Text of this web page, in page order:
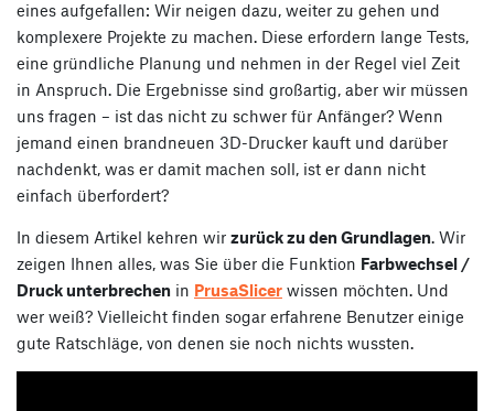
eines aufgefallen: Wir neigen dazu, weiter zu gehen und
komplexere Projekte zu machen. Diese erfordern lange Tests,
eine gründliche Planung und nehmen in der Regel viel Zeit
in Anspruch. Die Ergebnisse sind großartig, aber wir müssen
uns fragen – ist das nicht zu schwer für Anfänger? Wenn
jemand einen brandneuen 3D-Drucker kauft und darüber
nachdenkt, was er damit machen soll, ist er dann nicht
einfach überfordert?
In diesem Artikel kehren wir zurück zu den Grundlagen. Wir
zeigen Ihnen alles, was Sie über die Funktion Farbwechsel /
Druck unterbrechen in PrusaSlicer wissen möchten. Und
wer weiß? Vielleicht finden sogar erfahrene Benutzer einige
gute Ratschläge, von denen sie noch nichts wussten.